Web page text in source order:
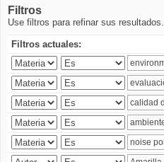
Filtros
Use filtros para refinar sus resultados.
Filtros actuales: